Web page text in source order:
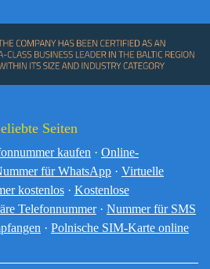
Seiten
kaufen · Online-
für WhatsApp · Virtuelle
kostenlos · Kostenlose
Telefonnummer · Nummer für SMS
· Polnische SIM-Karte online